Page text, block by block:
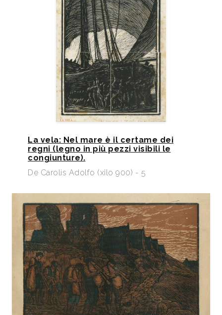
Editori, p. 60, nn. 71, 77, 112, 121, 175, 181, 190, 249,
250, 251, 252, 292.
Mirella e Franco Pagliarini, Incisori Marchigiani,
Sassoferrato, Istituto Internazionale Studi Piceni, p.
57, 58, 175,
Armonia delle Muse. Moretti e De Carolis tra arte e
Poesia, a cura di Manuela Ricci, Cesenatico, casa
Moretti, 2009, pp. 208.
artisti & le tecniche, Milano, Fondazione Italo Zetti,
p. 16, 19, 23, 25, 28, 35, 43, 44, 48, 49, 53, tavv. I, V,
XII, XX.
Adolfo De Carolis, catalogo rassegna, Gruppo Arte
Casale, Casale Monferrato, 2015, pp. 7/18.
2015
Alfonso Panzetta e Francesco Parisi, Scultori &
Incisione 1900-1940, catalogo mostra, Il Cassero,
Montevarchi, pp. 54, 55, 56, 123,
2015
Luigi Servolini e il Museo della Xilografia di Carpi.
Testo di Simona Santini. Fondazione Italo Zetti.,
Milano Taccuini di lavoro n. 22, p. 35.
La vela: Nel mare è il certame dei
regni (legno in più pezzi visibili le
congiunture).
De Carolis Adolfo (xilo 900) - 5